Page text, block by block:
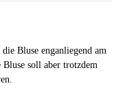
Bluse enganliegend am
soll aber trotzdem